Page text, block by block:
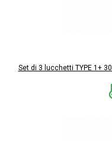
Set di 3 lucchetti TYPE 1+